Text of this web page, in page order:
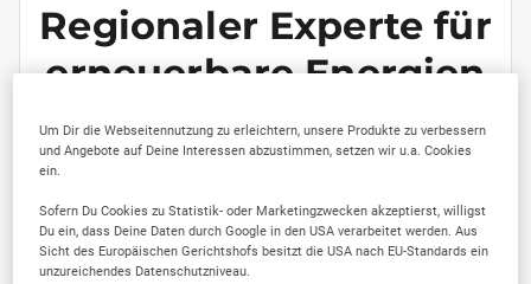
Regionaler Experte für
erneuerbare Energien
Wir bieten Ihnen alles
aus einer Hand
Wir begleiten Sie von fachkundiger Beratung
über die Planung und Installation bis hin zur
Inbetriebnahme Ihrer PV-Anlage. Dadurch
Um Dir die Webseitennutzung zu erleichtern, unsere Produkte zu verbessern
und Angebote auf Deine Interessen abzustimmen, setzen wir u.a. Cookies
ein.
Sofern Du Cookies zu Statistik- oder Marketingzwecken akzeptierst, willigst
Du ein, dass Deine Daten durch Google in den USA verarbeitet werden. Aus
Sicht des Europäischen Gerichtshofs besitzt die USA nach EU-Standards ein
unzureichendes Datenschutzniveau.